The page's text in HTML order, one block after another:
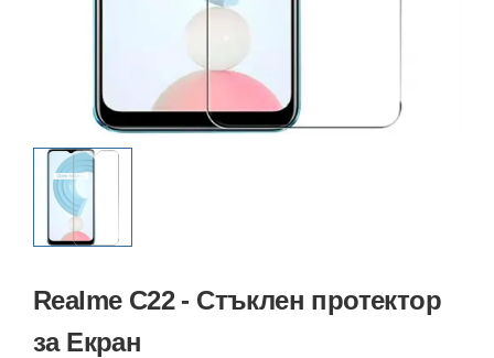
Realme C22 - Стъклен протектор
за Екран